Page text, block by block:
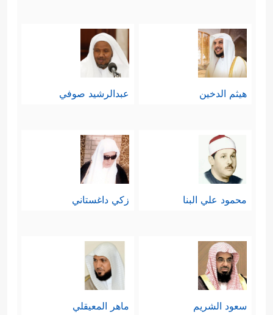
هيثم الدخين عبدالرشيد صوفي
محمود علي البنا زكي داغستاني
سعود الشريم ماهر المعيقلي